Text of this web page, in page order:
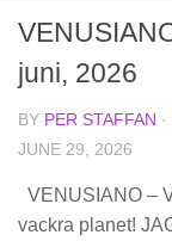
juni, 2026
BY PER STAFFAN
JUNE 29, 2026
VENUSIANO –
vackra planet!